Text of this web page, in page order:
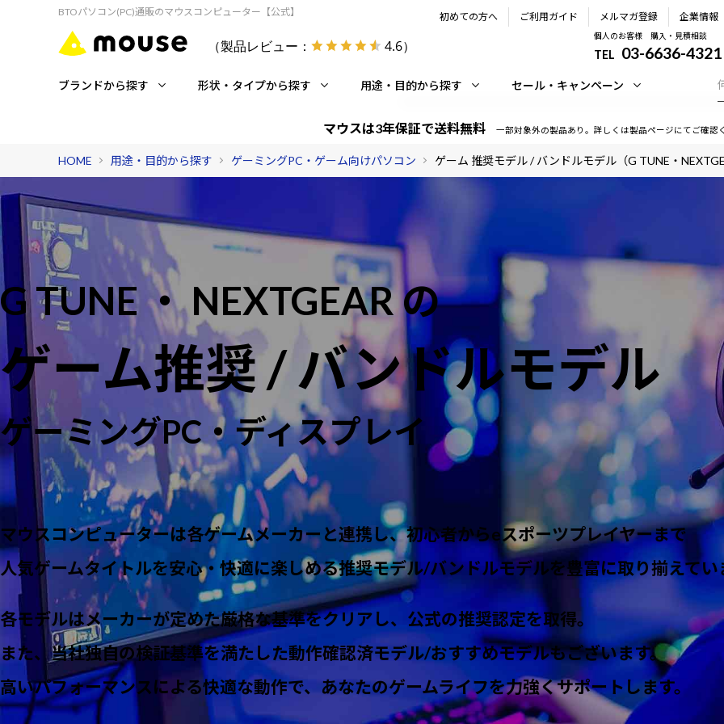
BTOパソコン(PC)通販のマウスコンピューター【公式】
（製品レビュー： 4.6）
初めての方へ ご利用ガイド メルマガ登録 企業情報
個人のお客様 購入・見積相談
TEL 03-6636-4321
ブランドから探す 形状・タイプから探す 用途・目的から探す セール・キャンペーン
マウスは3年保証で送料無料 一部対象外の製品あり。詳しくは製品ページにてご確認
HOME 用途・目的から探す ゲーミングPC・ゲーム向けパソコン ゲーム 推奨モデル / バンドルモデル（G TUNE・
G TUNE ・ NEXTGEAR の
ゲーム推奨 / バンドルモデル
ゲーミングPC・ディスプレイ
マウスコンピューターは各ゲームメーカーと連携し、初心者からeスポーツプレイヤーまで
人気ゲームタイトルを安心・快適に楽しめる推奨モデル/バンドルモデルを豊富に取り揃えてい
各モデルはメーカーが定めた厳格な基準をクリアし、公式の推奨認定を取得。
また、当社独自の検証基準を満たした動作確認済モデル/おすすめモデルもございます。
高いパフォーマンスによる快適な動作で、あなたのゲームライフを力強くサポートします。